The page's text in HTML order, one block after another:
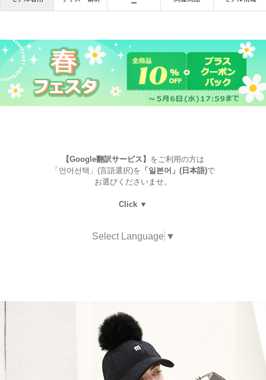
ー
【Google翻訳サービス】 をご利用の方は
「언어선택」(言語選択)を 「일본어」(日本語)で
お選びくださいませ。
Click ▼
Select Language ▼